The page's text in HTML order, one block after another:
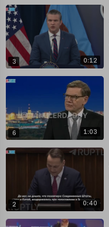
3 0:12
6 1:03
2 0:40